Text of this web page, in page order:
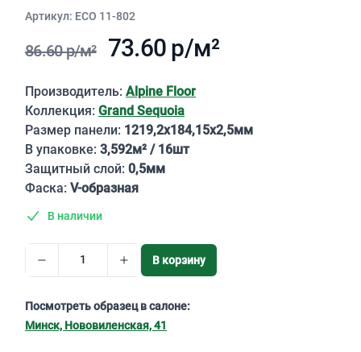
Aртикул: ECO 11-802
86.60 р/м² 73.60 р/м²
Описание
Производитель: Alpine Floor
Коллекция: Grand Sequoia
Размер панели: 1219,2х184,15х2,5мм
В упаковке: 3,592м² / 16шт
Защитный слой: 0,5мм
Фаска: V-образная
В наличии
В корзину
Посмотреть образец в салоне:
Минск, Нововиленская, 41